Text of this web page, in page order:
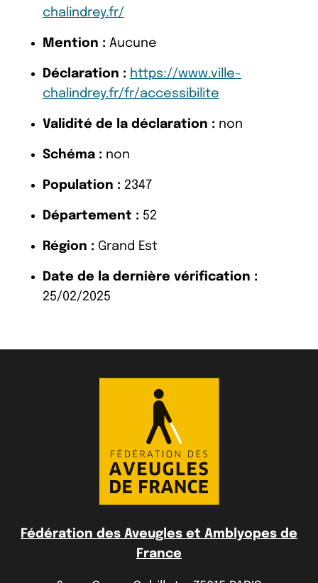
chalindrey.fr/
Mention : Aucune
Déclaration : https://www.ville-
chalindrey.fr/fr/accessibilite
Validité de la déclaration : non
Schéma : non
Population : 2347
Département : 52
Région : Grand Est
Date de la dernière vérification :
25/02/2025
Fédération des Aveugles et Amblyopes de
France